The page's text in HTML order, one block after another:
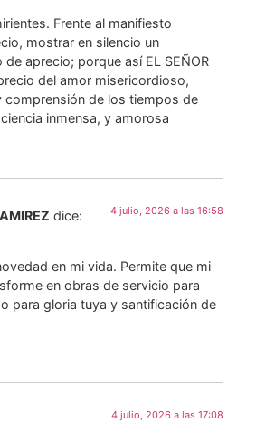
Frente al manifiesto
mostrar en silencio un
aprecio; porque así EL SEÑOR
del amor misericordioso,
comprensión de los tiempos de
inmensa, y amorosa
dice: 4 julio, 2026 a las 16:58
en mi vida. Permite que mi
en obras de servicio para
para gloria tuya y santificación de
4 julio, 2026 a las 17:08